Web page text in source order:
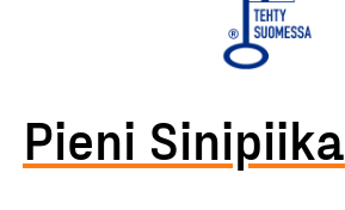
Pieni Sinipiika